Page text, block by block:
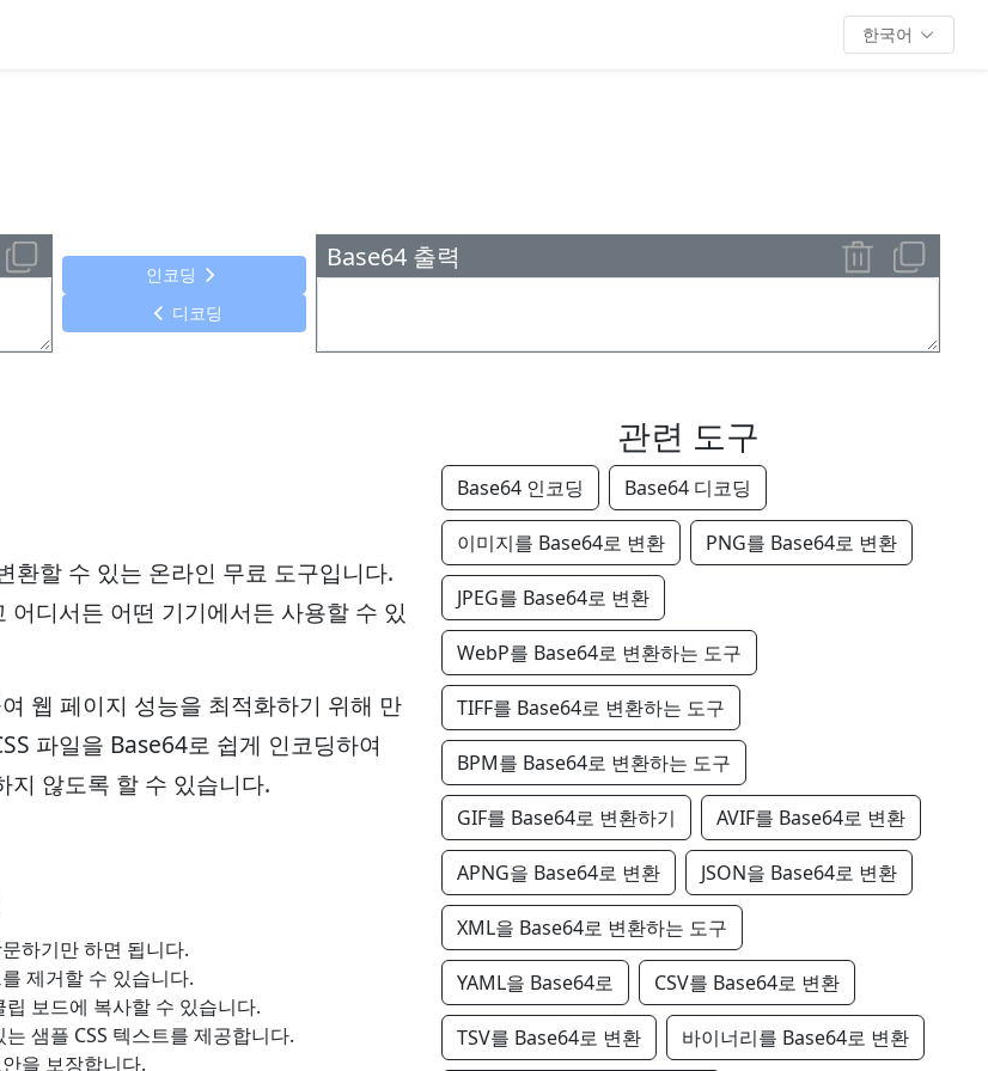
한국어
인코딩
디코딩
Base64 출력
환할 수 있는 온라인 무료 도구입니다.
디서든 어떤 기기에서든 사용할 수 있
웹 페이지 성능을 최적화하기 위해 만
파일을 Base64로 쉽게 인코딩하여
지 않도록 할 수 있습니다.
하기만 하면 됩니다.
제거할 수 있습니다.
보드에 복사할 수 있습니다.
샘플 CSS 텍스트를 제공합니다.
을 보장합니다.
관련 도구
Base64 인코딩 Base64 디코딩
이미지를 Base64로 변환 PNG를 Base64로 변환
JPEG를 Base64로 변환
WebP를 Base64로 변환하는 도구
TIFF를 Base64로 변환하는 도구
BPM를 Base64로 변환하는 도구
GIF를 Base64로 변환하기 AVIF를 Base64로 변환
APNG을 Base64로 변환 JSON을 Base64로 변환
XML을 Base64로 변환하는 도구
YAML을 Base64로 CSV를 Base64로 변환
TSV를 Base64로 변환 바이너리를 Base64로 변환